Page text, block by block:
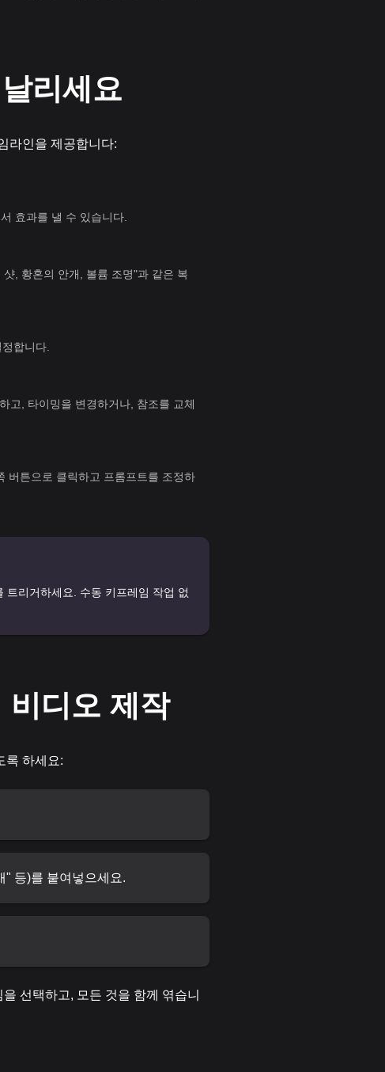
리세요
라인을 제공합니다:
효과를 낼 수 있습니다.
, 황혼의 안개, 볼륨 조명"과 같은 복
합니다.
고, 타이밍을 변경하거나, 참조를 교체
버튼으로 클릭하고 프롬프트를 조정하
트리거하세요. 수동 키프레임 작업 없
비디오 제작
록 하세요:
" 등)를 붙여넣으세요.
선택하고, 모든 것을 함께 엮습니